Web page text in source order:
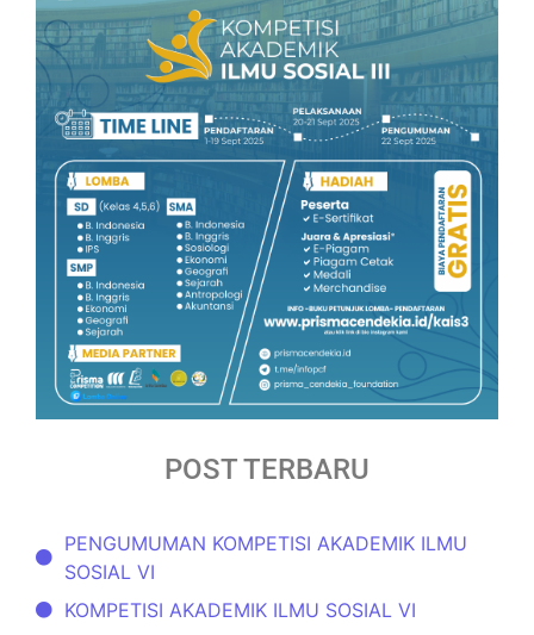
POST TERBARU
PENGUMUMAN KOMPETISI AKADEMIK ILMU
SOSIAL VI
KOMPETISI AKADEMIK ILMU SOSIAL VI